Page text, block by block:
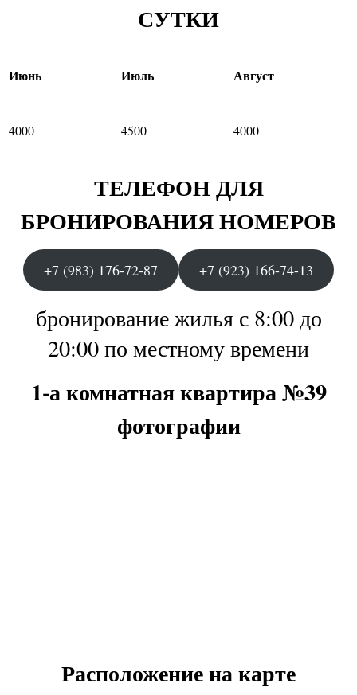
СУТКИ
Июнь Июль Август
4000 4500 4000
ТЕЛЕФОН ДЛЯ
БРОНИРОВАНИЯ НОМЕРОВ
+7 (983) 176-72-87 +7 (923) 166-74-13
бронирование жилья с 8:00 до
20:00 по местному времени
1-а комнатная квартира №39
фотографии
Расположение на карте